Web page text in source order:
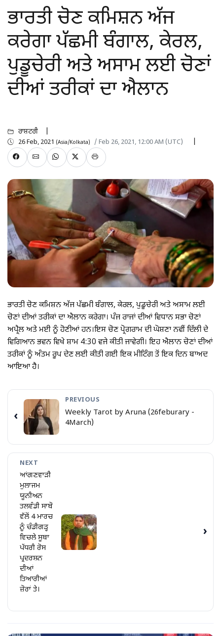
ਭਾਰਤੀ ਚੋਣ ਕਮਿਸ਼ਨ ਅੱਜ
ਕਰੇਗਾ ਪੱਛਮੀ ਬੰਗਾਲ, ਕੇਰਲ,
ਪੁਡੂਚੇਰੀ ਅਤੇ ਅਸਾਮ ਲਈ ਚੋਣਾਂ
ਦੀਆਂ ਤਰੀਕਾਂ ਦਾ ਐਲਾਨ
ਰਾਸ਼ਟਰੀ
26 Feb, 2021 (Asia/Kolkata) / Feb 26, 2021, 12:00 AM (UTC)
ਭਾਰਤੀ ਚੋਣ ਕਮਿਸ਼ਨ ਅੱਜ ਪੱਛਮੀ ਬੰਗਾਲ, ਕੇਰਲ, ਪੁਡੂਚੇਰੀ ਅਤੇ ਅਸਾਮ ਲਈ
ਚੋਣਾਂ ਦੀਆਂ ਤਰੀਕਾਂ ਦਾ ਐਲਾਨ ਕਰੇਗਾ। ਪੰਜ ਰਾਜਾਂ ਦੀਆਂ ਵਿਧਾਨ ਸਭਾ ਚੋਣਾਂ
ਅਪ੍ਰੈਲ ਅਤੇ ਮਈ ਨੂੰ ਹੋਣੀਆਂ ਹਨ।ਇਸ ਚੋਣ ਪ੍ਰੋਗਰਾਮ ਦੀ ਘੋਸ਼ਣਾ ਨਵੀਂ ਦਿੱਲੀ ਦੇ
ਵਿਗਿਆਨ ਭਵਨ ਵਿਖੇ ਸ਼ਾਮ 4:30 ਵਜੇ ਕੀਤੀ ਜਾਵੇਗੀ। ਇਹ ਐਲਾਨ ਚੋਣਾਂ ਦੀਆਂ
ਤਰੀਕਾਂ ਨੂੰ ਅੰਤਮ ਰੂਪ ਦੇਣ ਲਈ ਕੀਤੀ ਗਈ ਇਕ ਮੀਟਿੰਗ ਤੋਂ ਇਕ ਦਿਨ ਬਾਅਦ
ਆਇਆ ਹੈ।
‹
PREVIOUS
Weekly Tarot by Aruna (26feburary -
4March)
NEXT
ਆਂਗਣਵਾੜੀ
ਮੁਲਾਜਮ
ਯੂਨੀਅਨ
ਤਲਵੰਡੀ ਸਾਬੋ
ਵੱਲੋਂ 4 ਮਾਰਚ
ਨੂੰ ਚੰਡੀਗੜ੍ਹ
ਵਿਚਲੇ ਸੂਬਾ
ਪੱਧਰੀ ਰੋਸ
ਪ੍ਰਦਰਸ਼ਨ
ਦੀਆਂ
ਤਿਆਰੀਆਂ
ਜ਼ੋਰਾਂ ਤੇ।
›